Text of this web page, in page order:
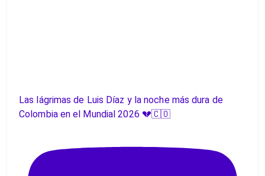
Las lágrimas de Luis Díaz y la noche más dura de
Colombia en el Mundial 2026 💔🇨🇴